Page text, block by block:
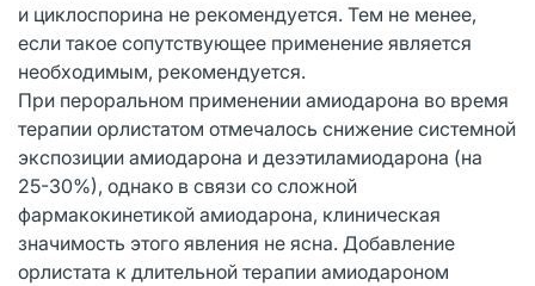
и циклоспорина не рекомендуется. Тем не менее,
если такое сопутствующее применение является
необходимым, рекомендуется.
При пероральном применении амиодарона во время
терапии орлистатом отмечалось снижение системной
экспозиции амиодарона и дезэтиламиодарона (на
25-30%), однако в связи со сложной
фармакокинетикой амиодарона, клиническая
значимость этого явления не ясна. Добавление
орлистата к длительной терапии амиодароном